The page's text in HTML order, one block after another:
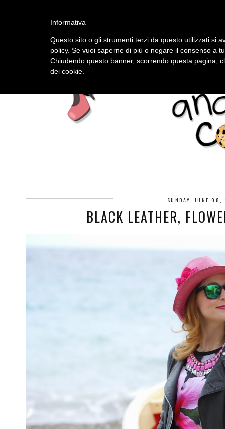
SUNDAY, JUNE
BLACK LEATHER,
Informativa
Questo sito o gli strumenti terzi da questo utilizzati si
policy. Se vuoi saperne di più o negare il consenso a
Chiudendo questo banner, scorrendo questa pagina,
dei cookie.